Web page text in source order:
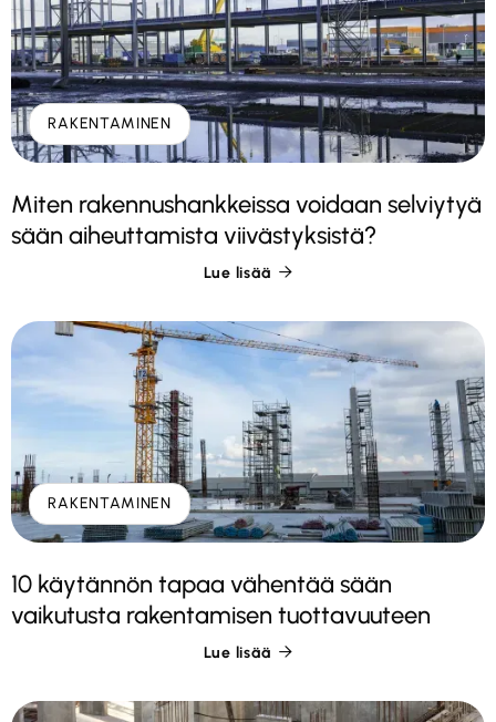
RAKENTAMINEN
Miten rakennushankkeissa voidaan selviytyä
sään aiheuttamista viivästyksistä?
Lue lisää 
RAKENTAMINEN
10 käytännön tapaa vähentää sään
vaikutusta rakentamisen tuottavuuteen
Lue lisää 